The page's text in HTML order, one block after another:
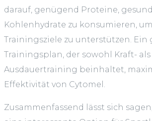
darauf, genügend Proteine,
Kohlenhydrate zu konsumieren,
Trainingsziele zu unterstützen. Ein
Trainingsplan, der sowohl Kraft- als
Ausdauertraining beinhaltet,
Effektivität von Cytomel.
Zusammenfassend lässt sich